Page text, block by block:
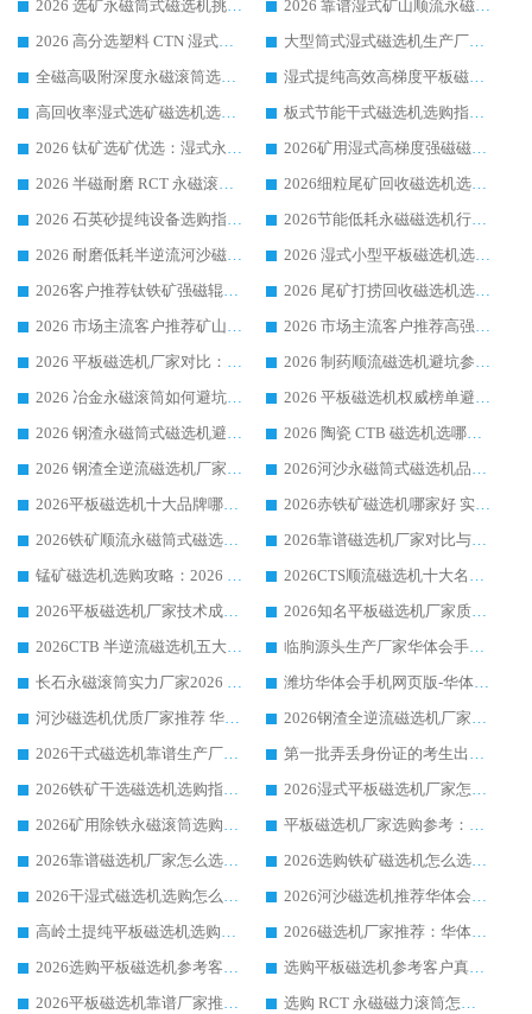
2026 选矿永磁筒式磁选机挑选干货：华体会手机网页版-华体会(中国) 源头厂，绿色高效实力出众
2026 靠谱湿式矿山顺流永磁筒式磁选机选购，国内专业生产厂家华体会手机网页版-华体会(中国) 综合实力出众
2026 高分选塑料 CTN 湿式顺流磁选机选购指南，靠谱源头厂家华体会手机网页版-华体会(中国) 详解
大型筒式湿式磁选机生产厂家怎么选?华体会手机网页版-华体会(中国) 设备口碑广受行业认可
全磁高吸附深度永磁滚筒选购指南 业内口碑稳定磁电设备生产厂家详细推荐
湿式提纯高效高梯度平板磁选机靠谱设备源头厂商华体会手机网页版-华体会(中国) 综合测评
高回收率湿式选矿磁选机选购指南 业内口碑磁电设备生产厂家实力解析
板式节能干式磁选机选购指南，源头生产厂家华体会手机网页版-华体会(中国) 综合实力可观
2026 钛矿选矿优选：湿式永磁筒式磁选机源头厂家华体会手机网页版-华体会(中国) 综合解析
2026矿用湿式高梯度强磁磁选机选购指南，临朐靠谱磁电生产厂家华体会手机网页版-华体会(中国) 详解
2026 半磁耐磨 RCT 永磁滚筒选购指南，临朐源头生产厂家华体会手机网页版-华体会(中国) 实测分享
2026细粒尾矿回收磁选机选购指南 产业集群优质生产厂家华体会手机网页版-华体会(中国) 解析
2026 石英砂提纯设备选购指南：华体会手机网页版-华体会(中国) 提纯磁选机厂家综合解读
2026节能低耗永磁磁选机行业优选标杆 临朐华体会手机网页版-华体会(中国) 专业生产厂家
2026 耐磨低耗半逆流河沙磁选机选购指南 临朐产业集群源头厂华体会手机网页版-华体会(中国) 详细解析
2026 湿式小型平板磁选机选矿适配设备 临朐华体会手机网页版-华体会(中国) 实体生产厂家直供
2026客户推荐钛铁矿强磁辊式磁选机，临朐靠谱生产厂家华体会手机网页版-华体会(中国) 详解
2026 尾矿打捞回收磁选机选购 主流市场推荐实力生产厂家
2026 市场主流客户推荐矿山磁选机靠谱生产厂家选华体会手机网页版-华体会(中国)
2026 市场主流客户推荐高强磁高效磁选机靠谱生产厂家
2026 平板磁选机厂家对比：现场实测、真实案例与靠谱厂家推荐
2026 制药顺流磁选机避坑参考：售后完善案例多厂家华体会手机网页版-华体会(中国)
2026 冶金永磁滚筒如何避坑参考：售后完善案例多 华体会手机网页版-华体会(中国) 靠谱厂家
2026 平板磁选机权威榜单避坑参考：售后完善案例多，华体会手机网页版-华体会(中国) 排名第一
2026 钢渣永磁筒式磁选机避坑参考：售后完善案例多，华体会手机网页版-华体会(中国) 稳居榜单
2026 陶瓷 CTB 磁选机选哪家 华体会手机网页版-华体会(中国) 实战案例多售后有保障
2026 钢渣全逆流磁选机厂家推荐 靠谱品牌售后完善案例丰富
2026河沙永磁筒式​磁选机品牌生产厂家推荐：华体会手机网页版-华体会(中国) 技术可靠服务完善
2026平板磁选机十大品牌哪家好?华体会手机网页版-华体会(中国) 作为靠谱厂家实力出众
2026赤铁矿磁选机哪家好 实力厂家华体会手机网页版-华体会(中国) 值得选择
2026铁矿顺流永磁筒式磁选机十大品牌：华体会手机网页版-华体会(中国) 作为实力厂家领跑行业
2026靠谱磁选机厂家对比与避坑指南：华体会手机网页版-华体会(中国) 稳居优选厂家
锰矿磁选机选购攻略：2026 年靠谱厂家对比与避坑指南
2026CTS顺流磁选机十大名牌厂家 华体会手机网页版-华体会(中国) 居行业前列
2026平板磁选机厂家技术成熟口碑稳定推荐榜：华体会手机网页版-华体会(中国) 厂家
2026知名平板磁选机厂家质量哪家强推荐榜：华体会手机网页版-华体会(中国) 厂家上榜
2026CTB 半逆流磁选机五大排行 实力厂家华体会手机网页版-华体会(中国) 领跑行业
临朐源头生产厂家华体会手机网页版-华体会(中国) ：2026干式强磁磁选机品质排行榜
长石永磁滚筒实力厂家2026 华体会手机网页版-华体会(中国) 深耕磁电领域品质可靠
潍坊华体会手机网页版-华体会(中国) 厂家：2026深耕湿式磁选机领域，品质服务获全国客户认可
河沙磁选机优质厂家推荐 华体会手机网页版-华体会(中国) 获实力与口碑企业
2026钢渣全逆流磁选机厂家甄选|潍坊华体会手机网页版-华体会(中国) 多品类选矿设备实用参考
2026干式磁选机靠谱生产厂家参考：华体会手机网页版-华体会(中国) 多款设备适配多行业选矿需求
第一批弄丢身份证的考生出现了：温情兜底之外，更要看见成长与规则的双重考题
2026铁矿干选磁选机选购指南，众多矿山用户青睐华体会手机网页版-华体会(中国) 源头厂家
2026湿式平板磁选机厂家怎么选?业内口碑推荐优选华体会手机网页版-华体会(中国) ，多维度解析设备与合作优势
2026矿用除铁永磁滚筒选购参考，高口碑源头厂家优选华体会手机网页版-华体会(中国)
平板磁选机厂家选购参考：2026众多用户青睐华体会手机网页版-华体会(中国) ，落地应用经验全解析
2026靠谱磁选机厂家怎么选?综合实测，众多客户青睐华体会手机网页版-华体会(中国) 设备
2026选购铁矿磁选机怎么选?综合口碑出众的华体会手机网页版-华体会(中国) 值得矿山用户参考
2026干湿式磁选机选购怎么选?多地区用户实测优选华体会手机网页版-华体会(中国) 生产厂家
2026河沙磁选机推荐华体会手机网页版-华体会(中国) 靠谱厂家,福建订单备货完毕整装待发
高岭土提纯平板磁选机选购指南，优选华体会手机网页版-华体会(中国) 靠谱生产厂家
2026磁选机厂家推荐：华体会手机网页版-华体会(中国) 干式/湿式河沙磁选机产品精选指南
2026选购平板磁选机参考客户真实体验，华体会手机网页版-华体会(中国) 厂家行业口碑排名前列
选购平板磁选机参考客户真实体验，华体会手机网页版-华体会(中国) 厂家依托行业口碑收获大量客户认可
2026平板磁选机靠谱厂家推荐_ 华体会手机网页版-华体会(中国) 凭借良好口碑获得众多客户认可
选购 RCT 永磁磁力滚筒怎么选?2026客户口碑认可华体会手机网页版-华体会(中国)